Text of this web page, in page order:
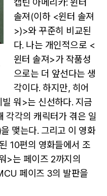
캡틴 아메리카: 윈터
솔져(이하 <윈터 솔져
>)>와 꾸준히 비교된
다. 나는 개인적으로 <
윈터 솔져>가 작품성
으로는 더 앞선다는 생
각이다. 하지만, 히어
워>는 신선하다. 지금
각각의 캐릭터가 겪은 일
맺는다. 그리고 이 영화
10편의 영화들에서 조
>는 페이즈 2까지의
페이즈 3의 발판을